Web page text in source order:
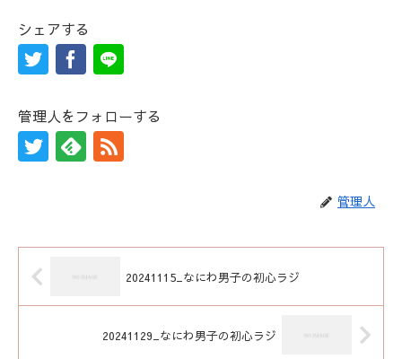
シェアする
管理人をフォローする
管理人
20241115_なにわ男子の初心ラジ
20241129_なにわ男子の初心ラジ